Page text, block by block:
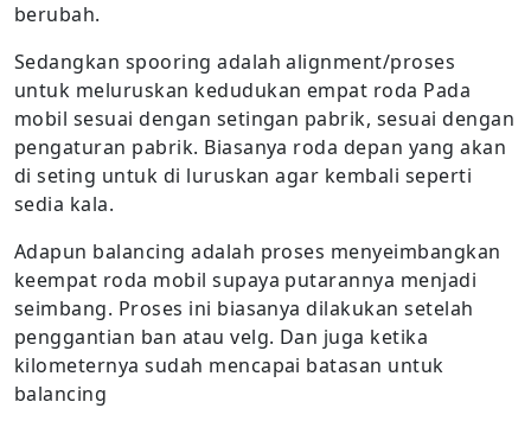
berubah.
Sedangkan spooring adalah alignment/proses
untuk meluruskan kedudukan empat roda Pada
mobil sesuai dengan setingan pabrik, sesuai dengan
pengaturan pabrik. Biasanya roda depan yang akan
di seting untuk di luruskan agar kembali seperti
sedia kala.
Adapun balancing adalah proses menyeimbangkan
keempat roda mobil supaya putarannya menjadi
seimbang. Proses ini biasanya dilakukan setelah
penggantian ban atau velg. Dan juga ketika
kilometernya sudah mencapai batasan untuk
balancing